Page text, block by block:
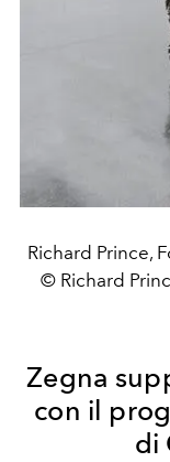
Richard Prince,
© Richard
Zegna
con il
di